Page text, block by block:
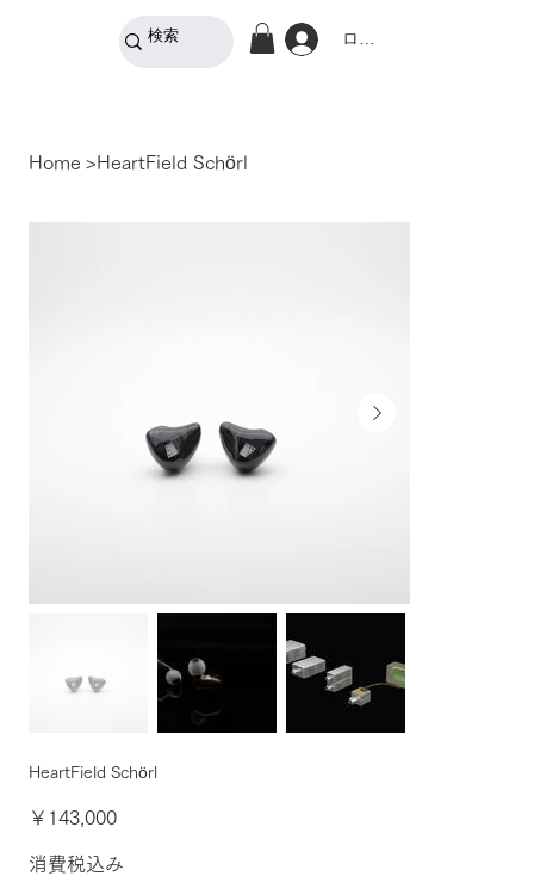
ログイン
Home >HeartField Schörl
HeartField Schörl
格
￥143,000
消費税込み